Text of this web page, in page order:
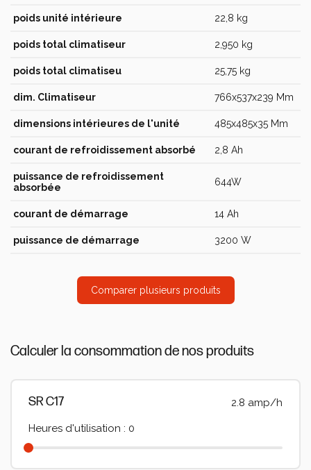
poids unité intérieure 22,8 kg
poids total climatiseur 2,950 kg
poids total climatiseu 25,75 kg
dim. Climatiseur 766x537x239 Mm
dimensions intérieures de l'unité 485x485x35 Mm
courant de refroidissement absorbé 2,8 Ah
puissance de refroidissement
absorbée
644W
courant de démarrage 14 Ah
puissance de démarrage 3200 W
Comparer plusieurs produits
Calculer la consommation de nos produits
SR C17 2.8 amp/h
Heures d'utilisation : 0